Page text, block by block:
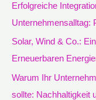
Erfolgreiche
Unternehmensalltag:
Solar, Wind & Co.:
Erneuerbaren
Warum Ihr
sollte: Nachhaltigkeit